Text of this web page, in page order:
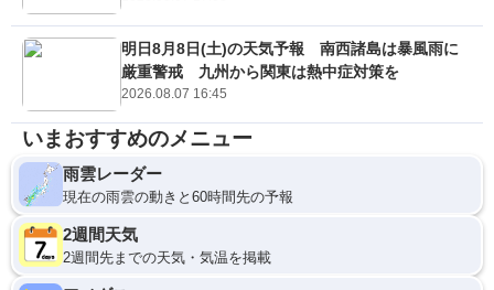
明日8月8日(土)の天気予報 南西諸島は暴風雨に
厳重警戒 九州から関東は熱中症対策を
2026.08.07 16:45
いまおすすめのメニュー
雨雲レーダー
現在の雨雲の動きと60時間先の予報
2週間天気
2週間先までの天気・気温を掲載